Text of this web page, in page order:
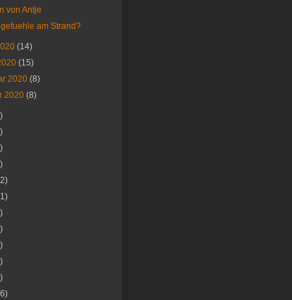
von Antje
am Strand?
(14)
(15)
2020(8)
2020(8)